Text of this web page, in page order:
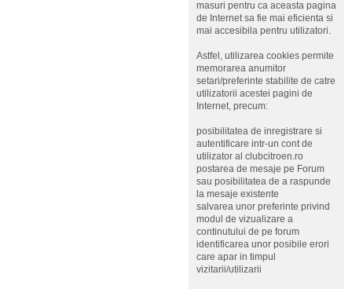
masuri pentru ca aceasta pagina
de Internet sa fie mai eficienta si
mai accesibila pentru utilizatori.
Astfel, utilizarea cookies permite
memorarea anumitor
setari/preferinte stabilite de catre
utilizatorii acestei pagini de
Internet, precum:
posibilitatea de inregistrare si
autentificare intr-un cont de
utilizator al clubcitroen.ro
postarea de mesaje pe Forum
sau posibilitatea de a raspunde
la mesaje existente
salvarea unor preferinte privind
modul de vizualizare a
continutului de pe forum
identificarea unor posibile erori
care apar in timpul
vizitarii/utilizarii